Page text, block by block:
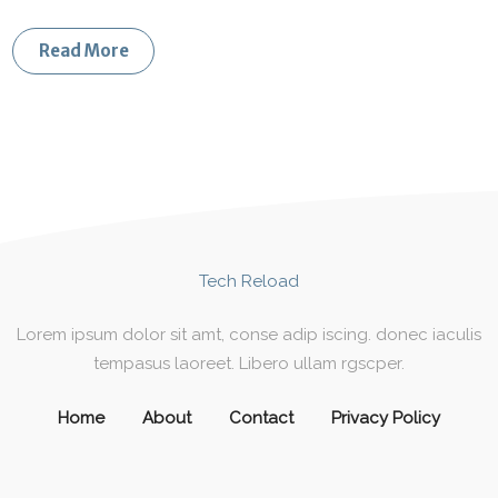
Read More
Tech Reload
Lorem ipsum dolor sit amt, conse adip iscing. donec iaculis
tempasus laoreet. Libero ullam rgscper.
Home About Contact Privacy Policy